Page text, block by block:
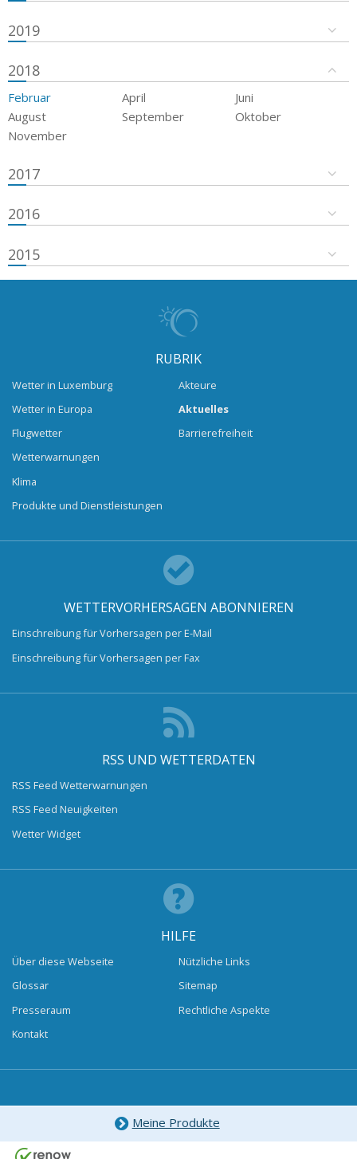
2019
2018
Februar April
Juni
August
September
Oktober
November
2017
2016
2015
RUBRIK
Wetter in Luxemburg
Wetter in Europa
Flugwetter
Wetterwarnungen
Klima
Produkte und Dienstleistungen
Akteure
Aktuelles
Barrierefreiheit
WETTERVORHERSAGEN ABONNIEREN
Einschreibung für Vorhersagen per E-Mail
Einschreibung für Vorhersagen per Fax
RSS UND WETTERDATEN
RSS Feed Wetterwarnungen
RSS Feed Neuigkeiten
Wetter Widget
HILFE
Über diese Webseite
Glossar
Presseraum
Kontakt
Nützliche Links
Sitemap
Rechtliche Aspekte
Meine Produkte